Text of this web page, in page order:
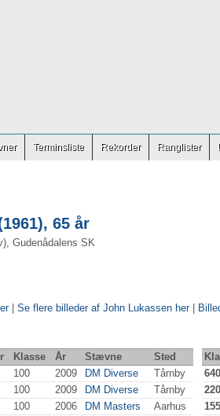
Terminsliste Rekorder Ranglister
65 år
Gudenådalens SK
| Se flere billeder af John Lukassen her|
Klasse År Stævne Sted
100 2009 DM Diverse Tårnby
640
100 2009 DM Diverse Tårnby
220
100 2006 DM Masters Aarhus
155